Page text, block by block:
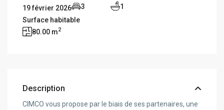
19 février 2026
3
1
Surface habitable
80.00 m2
Description
CIMCO vous propose par le biais de ses partenaires, une